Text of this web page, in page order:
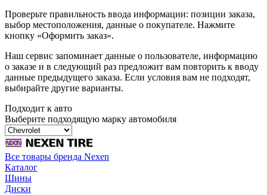
Проверьте правильность ввода информации: позиции заказа,
выбор местоположения, данные о покупателе. Нажмите
кнопку «Оформить заказ».
Наш сервис запоминает данные о пользователе, информацию
о заказе и в следующий раз предложит вам повторить к вводу
данные предыдущего заказа. Если условия вам не подходят,
выбирайте другие варианты.
Подходит к авто
Выберите подходящую марку автомобиля
Все товары бренда Nexen
Каталог
Шины
Диски